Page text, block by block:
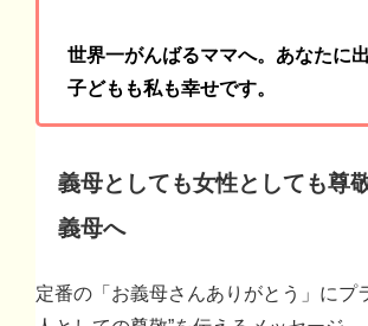
世界一がんばるママへ。あなたに出
子どもも私も幸せです。
義母としても女性としても尊
義母へ
定番の「お義母さんありがとう」にプ